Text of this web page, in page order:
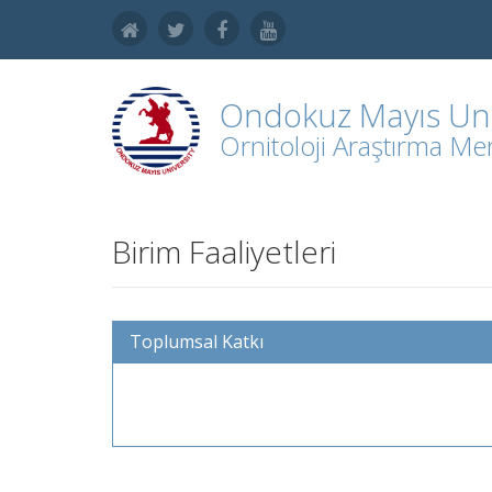
Ondokuz Mayıs
Ornitoloji Araştırma
Birim Faaliyetleri
Toplumsal Katkı